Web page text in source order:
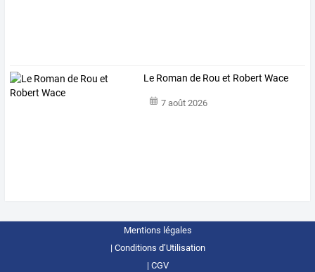
Le Roman de Rou et Robert Wace
7 août 2026
Mentions légales
Conditions d’Utilisation
CGV